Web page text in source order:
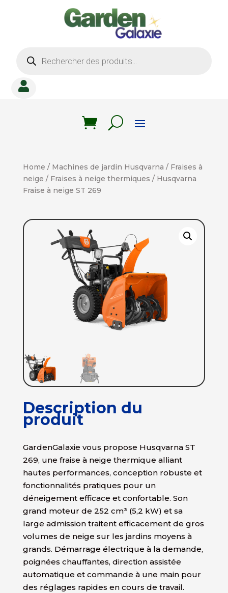
produits

Home / Machines de jardin Husqvarna / Fraises à
neige / Fraises à neige thermiques / Husqvarna
Fraise à neige ST 269
Description du
produit
GardenGalaxie vous propose Husqvarna ST
269, une fraise à neige thermique alliant
hautes performances, conception robuste et
fonctionnalités pratiques pour un
déneigement efficace et confortable. Son
grand moteur de 252 cm³ (5,2 kW) et sa
large admission traitent efficacement de gros
volumes de neige sur les jardins moyens à
grands. Démarrage électrique à la demande,
poignées chauffantes, direction assistée
automatique et commande à une main pour
des réglages rapides en cours de travail.